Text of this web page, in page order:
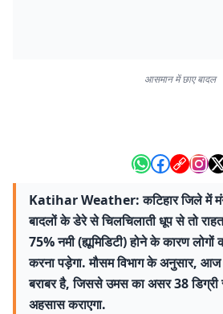
आसमान में छाए बादल
Katihar Weather: कटिहार जिले में
बादलों के डेरे से चिलचिलाती धूप से तो
75% नमी (ह्यूमिडिटी) होने के कारण
करना पड़ेगा. मौसम विभाग के अनुसार, आज
बराबर है, जिससे उमस का असर 38
अहसास कराएगा.